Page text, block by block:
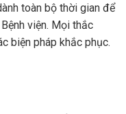
toàn bộ thời gian để
viện. Mọi thắc
biện pháp khắc phục.